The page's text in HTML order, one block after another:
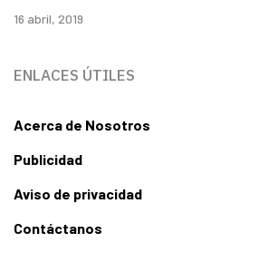
16 abril, 2019
ENLACES ÚTILES
Acerca de Nosotros
Publicidad
Aviso de privacidad
Contáctanos